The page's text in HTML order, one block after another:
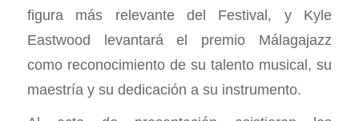
figura más relevante del Festival, y Kyle
Eastwood levantará el premio Málagajazz
como reconocimiento de su talento musical, su
maestría y su dedicación a su instrumento.